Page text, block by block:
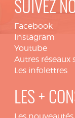
SUIVEZ
Facebook
Instagram
Youtube
Autres réseaux
Les infolettres
LES +